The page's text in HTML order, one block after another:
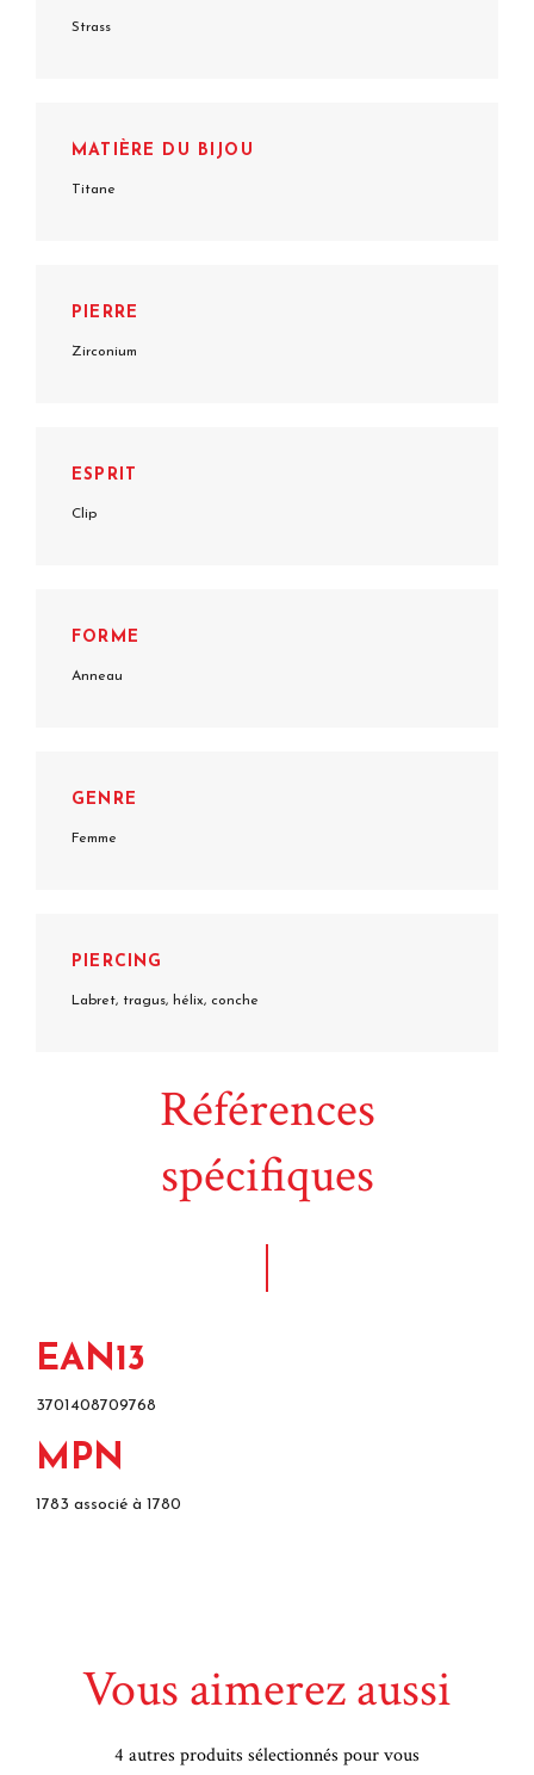
Strass
MATIÈRE DU BIJOU
Titane
PIERRE
Zirconium
ESPRIT
Clip
FORME
Anneau
GENRE
Femme
PIERCING
Labret, tragus, hélix, conche
Références
spécifiques
EAN13
3701408709768
MPN
1783 associé à 1780
Vous aimerez aussi
4 autres produits sélectionnés pour vous